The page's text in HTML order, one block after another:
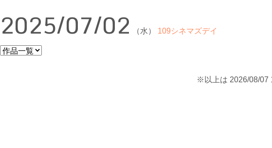
2025/07/02 （水） 109シネマズデイ
※以上は 2026/08/07